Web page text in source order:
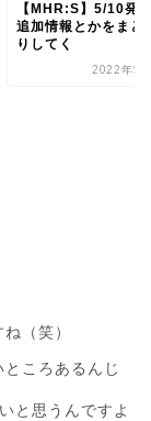
【MHR:S】5/10発
追加情報とかをまと
りしてく
2022年5
（笑）
ころあるんじ
と思うんですよ